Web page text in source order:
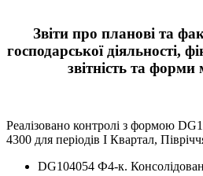
Звіти про планові та
господарської діяльності,
звітність та форми
Реалізовано контролі з формою
4300 для періодів І Квартал,
DG104054 Ф4-к.